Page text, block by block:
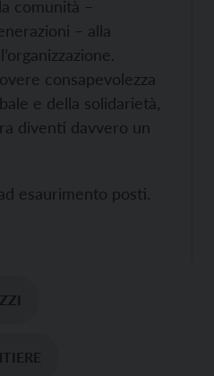
comunità –
– alla
consapevolezza
e della solidarietà,
diventi davvero un
esaurimento posti.